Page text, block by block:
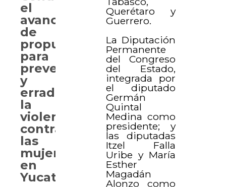
Querétaro y
Guerrero.
La Diputación
Permanente
del Congreso
del Estado,
integrada por
el diputado
Germán
Quintal
Medina como
presidente; y
las diputadas
Itzel Falla
Uribe y María
Esther
Magadán
Alonzo como
el
avance
de
propuestas
para
prevenir
y
erradicar
la
violencia
contra
las
mujeres
en
Yucatán